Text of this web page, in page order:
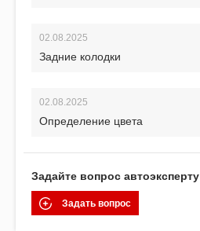
02.08.2025
Задние колодки
02.08.2025
Определение цвета
Задайте вопрос автоэксперту
Задать вопрос